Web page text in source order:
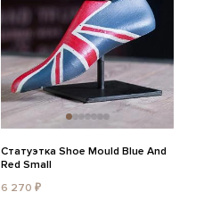
Статуэтка Shoe Mould Blue And
Red Small
6 270 ₽